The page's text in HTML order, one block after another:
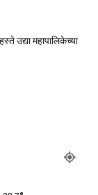
उद्या महापालिकेच्या